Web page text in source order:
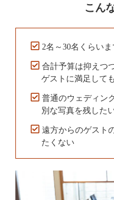
こん
2名～30名くらいま
合計予算は抑えつ
ゲストに満足して
普通のウェディン
別な写真を残した
遠方からのゲスト
たくない